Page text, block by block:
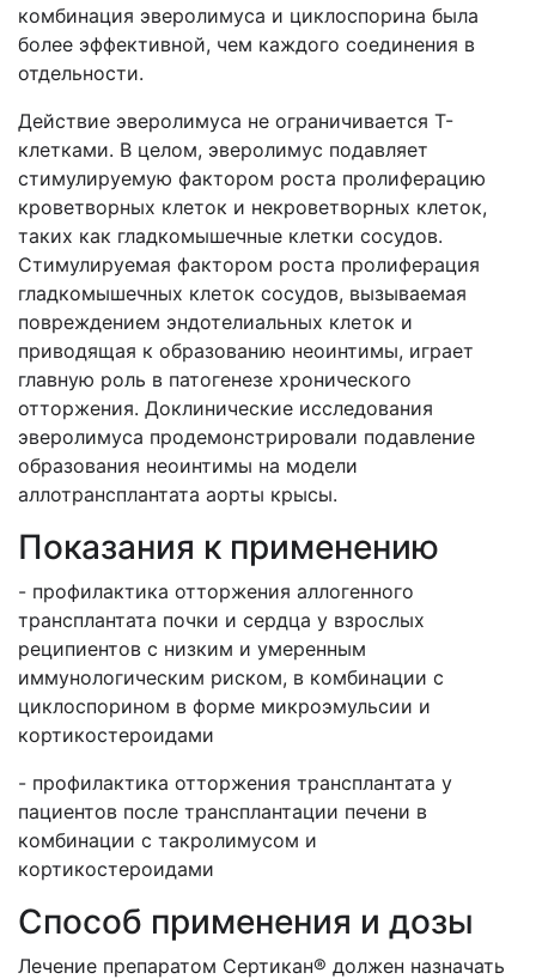
комбинация эверолимуса и циклоспорина была
более эффективной, чем каждого соединения в
отдельности.
Действие эверолимуса не ограничивается T-
клетками. В целом, эверолимус подавляет
стимулируемую фактором роста пролиферацию
кроветворных клеток и некроветворных клеток,
таких как гладкомышечные клетки сосудов.
Стимулируемая фактором роста пролиферация
гладкомышечных клеток сосудов, вызываемая
повреждением эндотелиальных клеток и
приводящая к образованию неоинтимы, играет
главную роль в патогенезе хронического
отторжения. Доклинические исследования
эверолимуса продемонстрировали подавление
образования неоинтимы на модели
аллотрансплантата аорты крысы.
Показания к применению
- профилактика отторжения аллогенного
трансплантата почки и сердца у взрослых
реципиентов с низким и умеренным
иммунологическим риском, в комбинации с
циклоспорином в форме микроэмульсии и
кортикостероидами
- профилактика отторжения трансплантата у
пациентов после трансплантации печени в
комбинации с такролимусом и
кортикостероидами
Способ применения и дозы
Лечение препаратом Сертикан® должен назначать